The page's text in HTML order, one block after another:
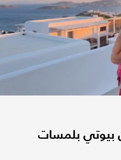
بيوتي بلمسات